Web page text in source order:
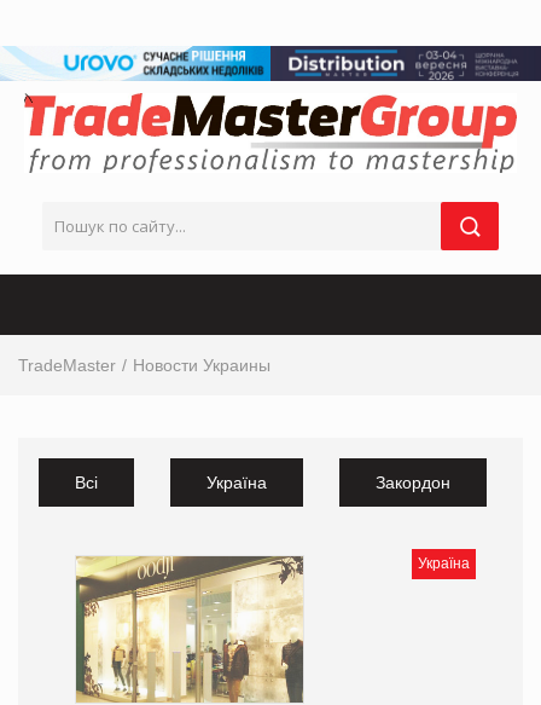
TradeMaster Новости Украины
Всі Україна Закордон
Україна